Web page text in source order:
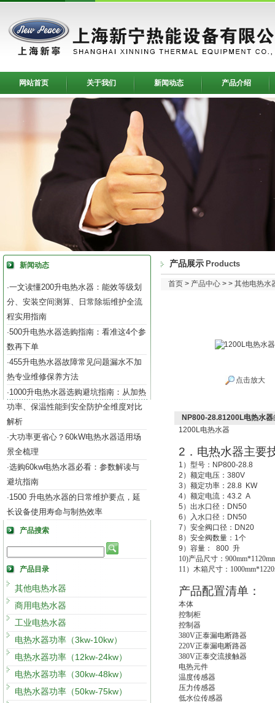
网站首页 关于我们 新闻动态 产品介绍
新闻动态
·一文读懂200升电热水器：能效等级划
分、安装空间测算、日常除垢维护全流
程实用指南
·500升电热水器选购指南：看准这4个参
数再下单
·455升电热水器故障常见问题漏水不加
热专业维修保养方法
·1000升电热水器选购避坑指南：从加热
功率、保温性能到安全防护全维度对比
解析
·大功率更省心？60kW电热水器适用场
景全梳理
·选购60kw电热水器必看：参数解读与
避坑指南
·1500 升电热水器的日常维护要点，延
长设备使用寿命与制热效率
产品搜索
产品目录
其他电热水器
商用电热水器
工业电热水器
电热水器功率（3kw-10kw）
电热水器功率（12kw-24kw）
电热水器功率（30kw-48kw）
电热水器功率（50kw-75kw）
产品展示 Products
首页 > 产品中心 > > 其他电热水
点击放大
NP800-28.81200L电热水器
1200L电热水器
2 ．电热水器主要
1 ）型号： NP800-28.8
2 ）额定电压： 380V
3 ）额定功率： 28.8 KW
4）额定电流： 43.2 A
5 ）出水口径： DN50
6 ）入水口径： DN50
7 ）安全阀口径： DN20
8）安全阀数量： 1个
9 ）容量： 800 升
10)产品尺寸：
11 ）木箱尺寸：
产品配置清单：
本体
控制柜
控制器
380V正泰漏电断路器
220V正泰漏电断路器
380V正泰交流接触器
电热元件
温度传感器
压力传感器
低水位传感器